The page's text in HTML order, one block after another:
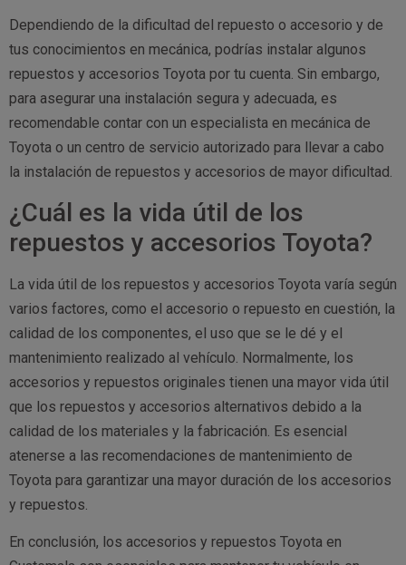
Dependiendo de la dificultad del repuesto o accesorio y de
tus conocimientos en mecánica, podrías instalar algunos
repuestos y accesorios Toyota por tu cuenta. Sin embargo,
para asegurar una instalación segura y adecuada, es
recomendable contar con un especialista en mecánica de
Toyota o un centro de servicio autorizado para llevar a cabo
la instalación de repuestos y accesorios de mayor dificultad.
¿Cuál es la vida útil de los
repuestos y accesorios Toyota?
La vida útil de los repuestos y accesorios Toyota varía según
varios factores, como el accesorio o repuesto en cuestión, la
calidad de los componentes, el uso que se le dé y el
mantenimiento realizado al vehículo. Normalmente, los
accesorios y repuestos originales tienen una mayor vida útil
que los repuestos y accesorios alternativos debido a la
calidad de los materiales y la fabricación. Es esencial
atenerse a las recomendaciones de mantenimiento de
Toyota para garantizar una mayor duración de los accesorios
y repuestos.
En conclusión, los accesorios y repuestos Toyota en